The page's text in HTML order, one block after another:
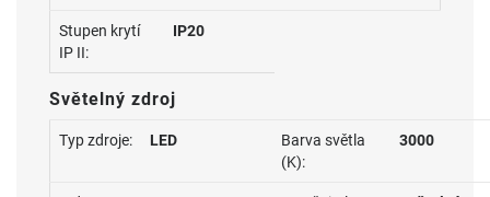
Stupen krytí
IP II:
IP20
Světelný zdroj
Typ zdroje: LED
Barva světla
(K):
3000